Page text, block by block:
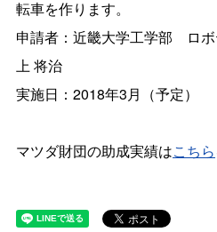
転車を作ります。
申請者：近畿大学工学部 ロ
上 将治
実施日：2018年3月（予定）
マツダ財団の助成実績はこちら